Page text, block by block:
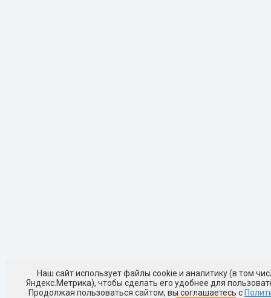
Наш сайт использует файлы cookie и аналитику (в том
Яндекс.Метрика), чтобы сделать его удобнее для
Продолжая пользоваться сайтом, вы соглашаетесь с